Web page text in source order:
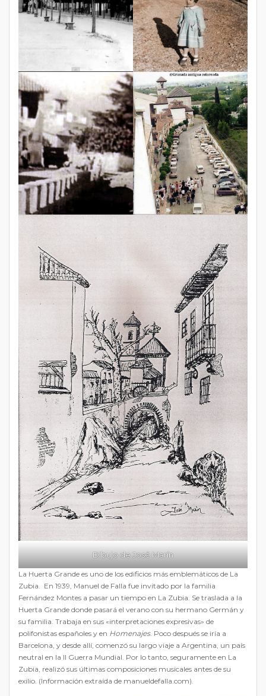
Dibujo de José Marín
La Huerta Grande es uno de los edificios más emblemáticos de La
Zubia. En 1939, Manuel de Falla fue invitado por la familia
Fernández Montes a pasar un tiempo en La Zubia. Se traslada a la
Huerta Grande donde pasará el verano con su hermano Germán y
su familia. Trabaja en sus «interpretaciones expresivas» de
polifonistas españoles y en Homenajes. Poco después se iría a
Barcelona, y desde allí, comenzó su largo viaje a Argentina, un país
neutral en la II Guerra Mundial. Por lo tanto, seguramente en La
Zubia, realizó sus últimas composiciones musicales antes de su
exilio. (Información extraída de manueldefalla.com).